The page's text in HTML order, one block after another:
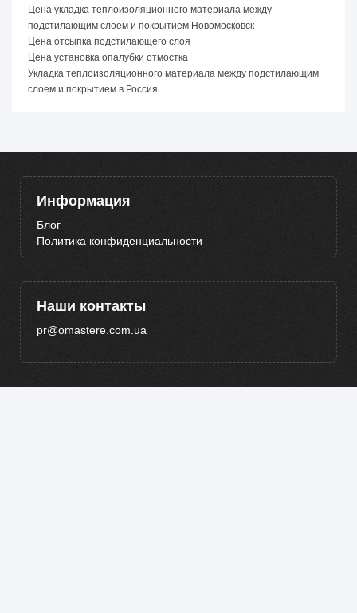
Цена укладка теплоизоляционного материала между
подстилающим слоем и покрытием Новомосковск
Цена отсыпка подстилающего слоя
Цена установка опалубки отмостка
Укладка теплоизоляционного материала между подстилающим
слоем и покрытием в Россия
Информация
Блог
Политика конфиденциальности
Наши контакты
pr@omastere.com.ua